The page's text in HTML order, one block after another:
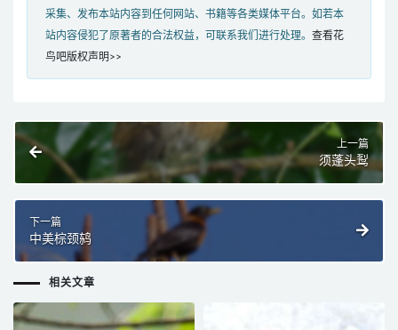
采集、发布本站内容到任何网站、书籍等各类媒体平台。如若本
站内容侵犯了原著者的合法权益，可联系我们进行处理。 查看花
鸟吧版权声明>>
上一篇
须蓬头䴕
下一篇
中美棕颈鸫
相关文章